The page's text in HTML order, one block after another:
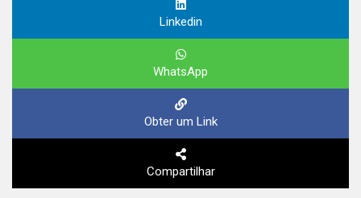
Linkedin
WhatsApp
Obter um Link
Compartilhar